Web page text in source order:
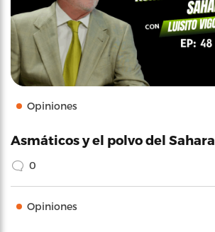
Opiniones
Asmáticos y el polvo del Sahara
0
Opiniones